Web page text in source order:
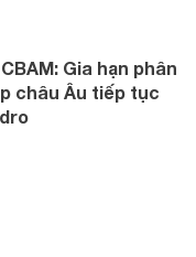
Gia hạn phân
châu Âu tiếp tục